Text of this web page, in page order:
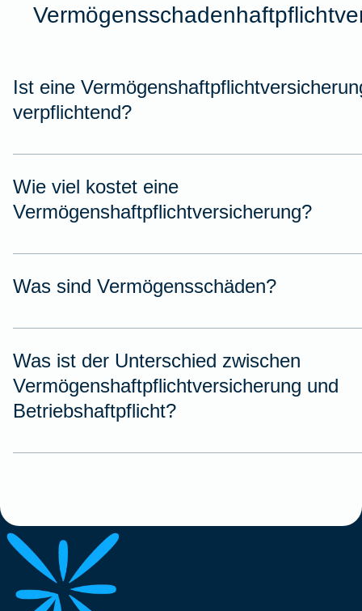
Ist eine
verpflichtend?
Wie viel kostet eine
Vermögenshaftpflichtversicherung?
Was sind Vermögensschäden?
Was ist der Unterschied zwischen
Vermögenshaftpflichtversicherung und
Betriebshaftpflicht?